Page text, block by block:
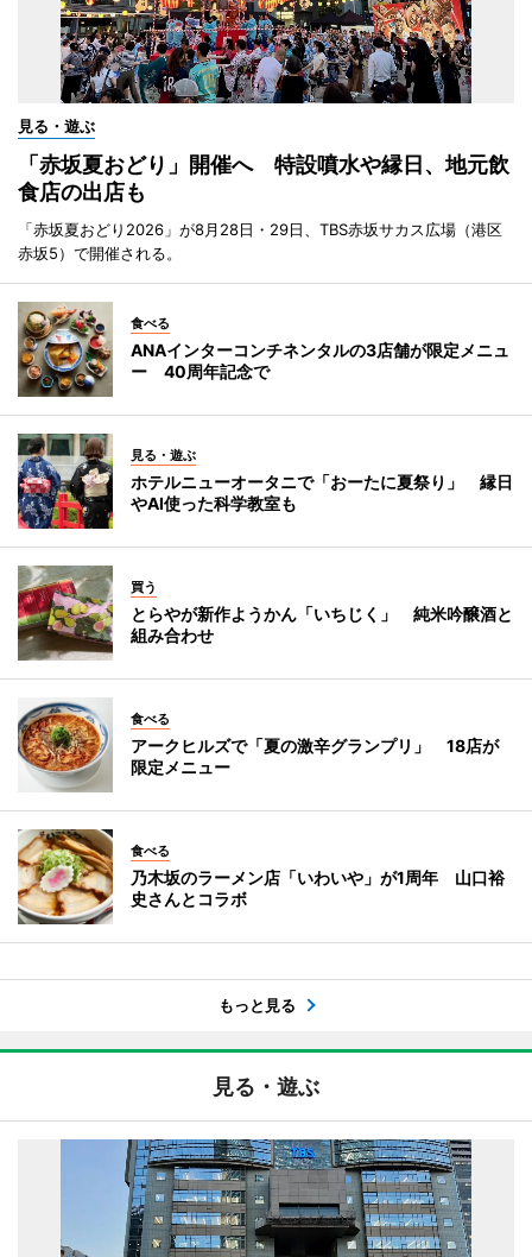
見る・遊ぶ
「赤坂夏おどり」開催へ 特設噴水や縁日、地元飲
食店の出店も
「赤坂夏おどり2026」が8月28日・29日、TBS赤坂サカス広場（港区
赤坂5）で開催される。
食べる
ANAインターコンチネンタルの3店舗が限定メニュ
ー 40周年記念で
見る・遊ぶ
ホテルニューオータニで「おーたに夏祭り」 縁日
やAI使った科学教室も
買う
とらやが新作ようかん「いちじく」 純米吟醸酒と
組み合わせ
食べる
アークヒルズで「夏の激辛グランプリ」 18店が
限定メニュー
食べる
乃木坂のラーメン店「いわいや」が1周年 山口裕
史さんとコラボ
もっと見る
見る・遊ぶ